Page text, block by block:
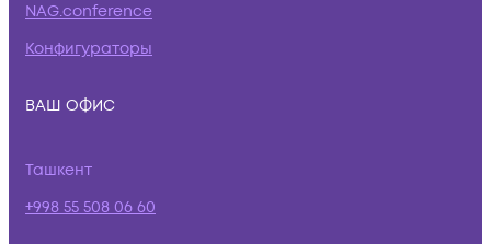
NAG.conference
Конфигураторы
ВАШ ОФИС
Ташкент
+998 55 508 06 60